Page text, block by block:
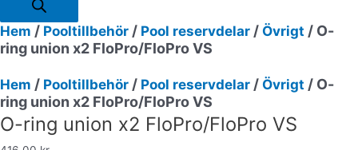
Hem / Pooltillbehör / Pool reservdelar / Övrigt / O-
ring union x2 FloPro/FloPro VS
Hem / Pooltillbehör / Pool reservdelar / Övrigt / O-
ring union x2 FloPro/FloPro VS
O-ring union x2 FloPro/FloPro VS